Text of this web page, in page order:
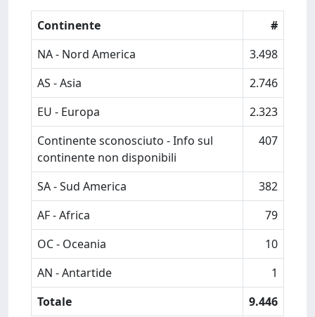
Continente
#
NA - Nord America
3.498
AS - Asia
2.746
EU - Europa
2.323
Continente sconosciuto - Info sul
continente non disponibili
407
SA - Sud America
382
AF - Africa
79
OC - Oceania
10
AN - Antartide
1
Totale
9.446